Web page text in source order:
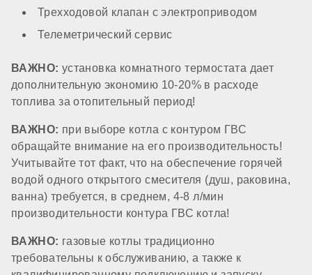
Утепление теплообменника ГВС
нет
Датчик потока ГВС
стандартный
КОМПОНЕНТЫ
Материал первичного теплообменника
Трехходовой клапан с электроприводом
Телеметрический сервис
ВАЖНО: установка комнатного термостата дает
дополнительную экономию 10-20% в расходе
топлива за отопительный период!
ВАЖНО: при выборе котла с контуром ГВС
обращайте внимание на его производительность!
Учитывайте тот факт, что на обеспечение горячей
водой одного открытого смесителя (душ, раковина,
ванна) требуется, в среднем, 4-8 л/мин
производительности контура ГВС котла!
ВАЖНО: газовые котлы традиционно
требовательны к обслуживанию, а также к